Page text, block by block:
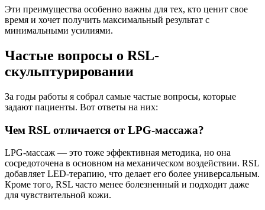
Эти преимущества особенно важны для тех, кто ценит свое
время и хочет получить максимальный результат с
минимальными усилиями.
Частые вопросы о RSL-
скульптурировании
За годы работы я собрал самые частые вопросы, которые
задают пациенты. Вот ответы на них:
Чем RSL отличается от LPG-массажа?
LPG-массаж — это тоже эффективная методика, но она
сосредоточена в основном на механическом воздействии. RSL
добавляет LED-терапию, что делает его более универсальным.
Кроме того, RSL часто менее болезненный и подходит даже
для чувствительной кожи.